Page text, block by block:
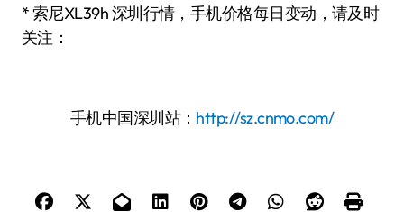
* 索尼XL39h 深圳行情，手机价格每日变动，请及时
关注：
手机中国深圳站： http://sz.cnmo.com/